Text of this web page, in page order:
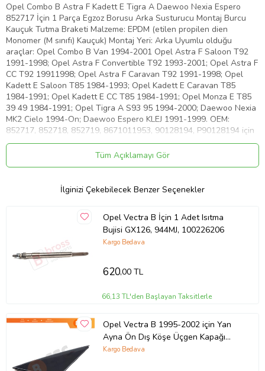
Opel Combo B Astra F Kadett E Tigra A Daewoo Nexia Espero
852717 İçin 1 Parça Egzoz Borusu Arka Susturucu Montaj Burcu
Kauçuk Tutma Braketi Malzeme: EPDM (etilen propilen dien
Monomer (M sınıfı) Kauçuk) Montaj Yeri: Arka Uyumlu olduğu
araçlar: Opel Combo B Van 1994-2001 Opel Astra F Saloon T92
1991-1998; Opel Astra F Convertible T92 1993-2001; Opel Astra F
CC T92 19911998; Opel Astra F Caravan T92 1991-1998; Opel
Kadett E Saloon T85 1984-1993; Opel Kadett E Caravan T85
1984-1991; Opel Kadett E CC T85 1984-1991; Opel Monza E T85
39 49 1984-1991; Opel Tigra A S93 95 1994-2000; Daewoo Nexia
MK2 Cielo 1994-On; Daewoo Espero KLEJ 1991-1999. OEM:
852717, 852718, 852719, 8671011953, 90128194, P90128194 için
yerli üretim hiç kullanılmamış yeni tamir parçalarıdır. Ürünlerimiz,
Kaliteli Yerli Üretim Yan Sanayii Ürünüdür, OEM Numaraları Sadece
Referans İçindir. Lütfen satın almadan önce kendi parçanızı bizim
kcm45479282
Tüm Açıklamayı Gör
İlginizi Çekebilecek Benzer Seçenekler
Opel Vectra B İçin 1 Adet Isıtma
Bujisi GX126, 944MJ, 100226206
Kargo Bedava
620,00 TL
66,13 TL'den Başlayan Taksitlerle
Opel Vectra B 1995-2002 için Yan
Ayna Ön Dış Köşe Üçgen Kapağı
Sağ 90545856
Kargo Bedava